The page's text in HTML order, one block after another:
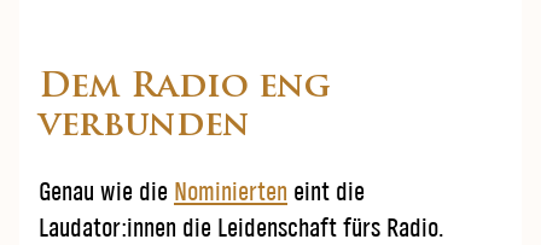
Dem Radio eng
verbunden
Genau wie die Nominierten eint die
Laudator:innen die Leidenschaft fürs Radio.